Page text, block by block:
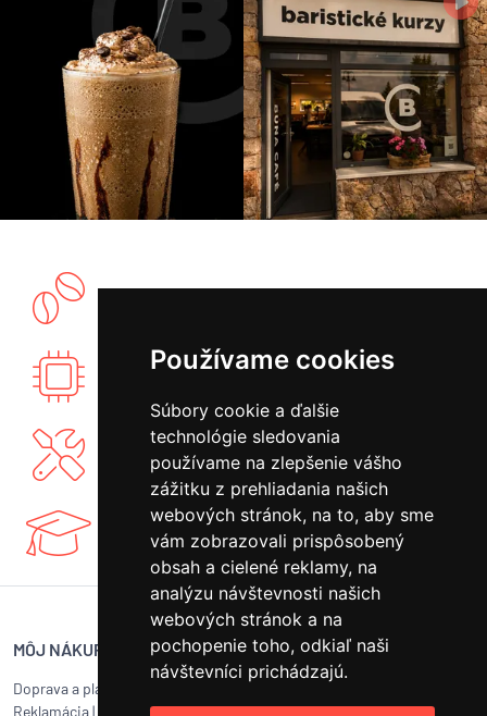
Používame cookies
Súbory cookie a ďalšie
technológie sledovania
používame na zlepšenie vášho
zážitku z prehliadania našich
webových stránok, na to, aby sme
vám zobrazovali prispôsobený
obsah a cielené reklamy, na
analýzu návštevnosti našich
webových stránok a na
pochopenie toho, odkiaľ naši
návštevníci prichádzajú.
Vyvíjame vlastnú elektroniku PID regulácie.
Ponúkame vlastný záručný a mimozáručný
servis.
Máme bohaté know-how a radi sa podelíme.
MÔJ NÁKUP
Doprava a platba
Reklamácia| Vrátenie tovaru
SERVIS BUNA CAFÉ
Servis kávovarov všetkých
značiek